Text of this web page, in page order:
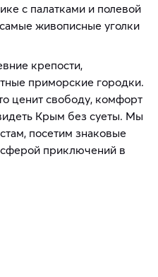
с палатками и полевой
живописные уголки
крепости,
приморские городки.
ценит свободу, комфорт
Крым без суеты. Мы
посетим знаковые
приключений в